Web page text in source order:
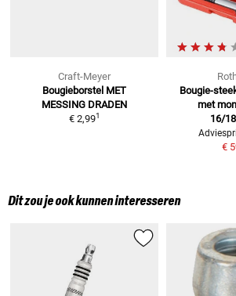
Craft-Meyer
Bougieborstel MET
MESSING DRADEN
€ 2,991
Bougie-
met
16/
€
Dit zou je ook kunnen interesseren